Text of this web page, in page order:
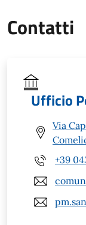
Contatti
Ufficio
Via
+39